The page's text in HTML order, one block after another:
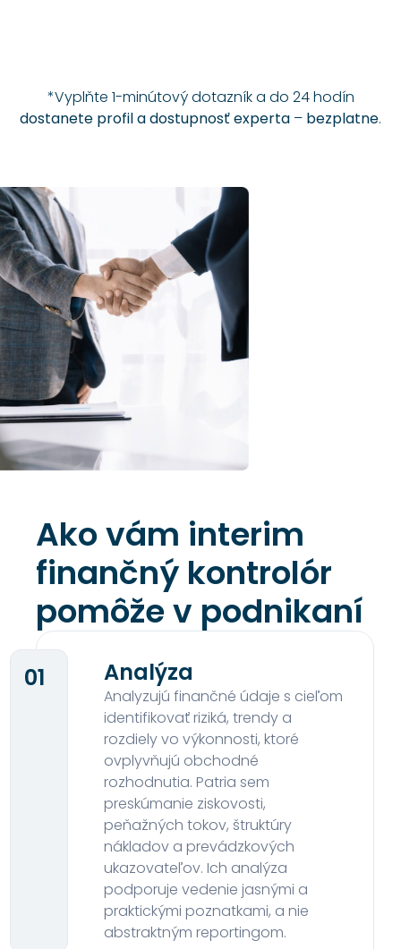
*Vyplňte 1-minútový dotazník a do 24 hodín
dostanete profil a dostupnosť experta – bezplatne.
Ako vám interim
finančný kontrolór
pomôže v podnikaní
01 Analýza
Analyzujú finančné údaje s cieľom
identifikovať riziká, trendy a
rozdiely vo výkonnosti, ktoré
ovplyvňujú obchodné
rozhodnutia. Patria sem
preskúmanie ziskovosti,
peňažných tokov, štruktúry
nákladov a prevádzkových
ukazovateľov. Ich analýza
podporuje vedenie jasnými a
praktickými poznatkami, a nie
abstraktným reportingom.